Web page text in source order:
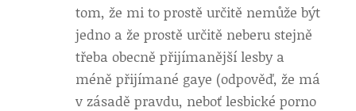
tom, že mi to prostě určitě nemůže být
jedno a že prostě určitě neberu stejně
třeba obecně přijímanější lesby a
méně přijímané gaye (odpověď, že má
v zásadě pravdu, neboť lesbické porno